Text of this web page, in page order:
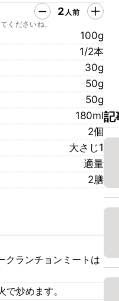
2 人前
くださいね。
100g
1/2本
30g
50g
50g
180ml
2個
大さじ1
適量
2膳
クランチョンミートは
炒めます。
記